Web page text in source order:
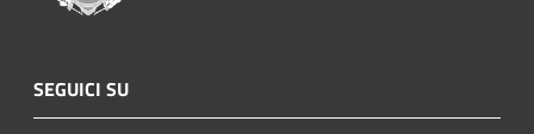
SEGUICI SU